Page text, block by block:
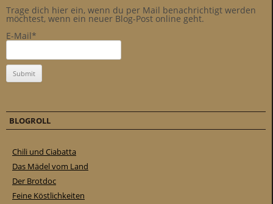
Trage dich hier ein, wenn du per Mail benachrichtigt werden
möchtest, wenn ein neuer Blog-Post online geht.
E-Mail*
BLOGROLL
Chili und Ciabatta
Das Mädel vom Land
Der Brotdoc
Feine Köstlichkeiten